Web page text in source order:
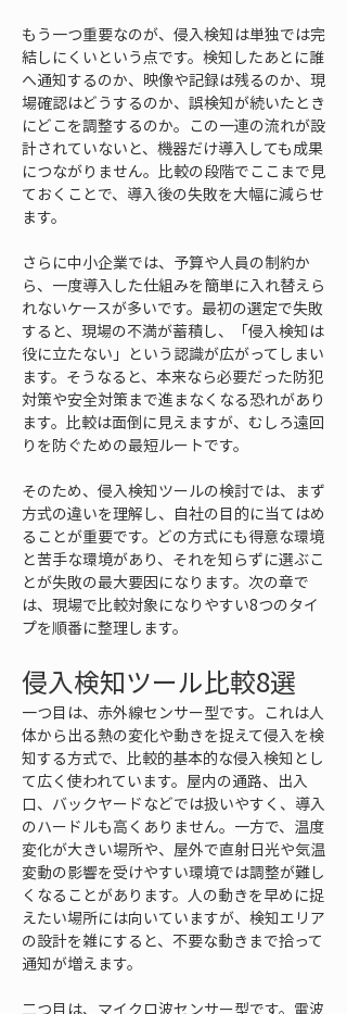
もう一つ重要なのが、侵入検知は単独では完
結しにくいという点です。検知したあとに誰
へ通知するのか、映像や記録は残るのか、現
場確認はどうするのか、誤検知が続いたとき
にどこを調整するのか。この一連の流れが設
計されていないと、機器だけ導入しても成果
につながりません。比較の段階でここまで見
ておくことで、導入後の失敗を大幅に減らせ
ます。
さらに中小企業では、予算や人員の制約か
ら、一度導入した仕組みを簡単に入れ替えら
れないケースが多いです。最初の選定で失敗
すると、現場の不満が蓄積し、「侵入検知は
役に立たない」という認識が広がってしまい
ます。そうなると、本来なら必要だった防犯
対策や安全対策まで進まなくなる恐れがあり
ます。比較は面倒に見えますが、むしろ遠回
りを防ぐための最短ルートです。
そのため、侵入検知ツールの検討では、まず
方式の違いを理解し、自社の目的に当てはめ
ることが重要です。どの方式にも得意な環境
と苦手な環境があり、それを知らずに選ぶこ
とが失敗の最大要因になります。次の章で
は、現場で比較対象になりやすい8つのタイ
プを順番に整理します。
侵入検知ツール比較8選
一つ目は、赤外線センサー型です。これは人
体から出る熱の変化や動きを捉えて侵入を検
知する方式で、比較的基本的な侵入検知とし
て広く使われています。屋内の通路、出入
口、バックヤードなどでは扱いやすく、導入
のハードルも高くありません。一方で、温度
変化が大きい場所や、屋外で直射日光や気温
変動の影響を受けやすい環境では調整が難し
くなることがあります。人の動きを早めに捉
えたい場所には向いていますが、検知エリア
の設計を雑にすると、不要な動きまで拾って
通知が増えます。
二つ目は、マイクロ波センサー型です。電波